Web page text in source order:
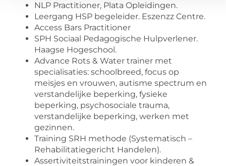
NLP Practitioner, Plata Opleidingen.
Leergang HSP begeleider. Eszenzz Centre.
Access Bars Practitioner
SPH Sociaal Pedagogische Hulpverlener.
Haagse Hogeschool.
Advance Rots & Water trainer met
specialisaties: schoolbreed, focus op
meisjes en vrouwen, autisme spectrum en
verstandelijke beperking, fysieke
beperking, psychosociale trauma,
verstandelijke beperking, werken met
gezinnen.
Training SRH methode (Systematisch –
Rehabilitatiegericht Handelen).
Assertiviteitstrainingen voor kinderen &